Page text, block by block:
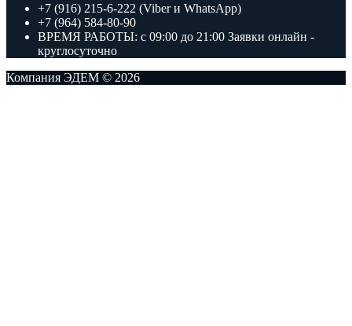
+7 (916) 215-6-222 (Viber и WhatsApp)
+7 (964) 584-80-90
ВРЕМЯ РАБОТЫ: с 09:00 до 21:00 Заявки онлайн -
круглосуточно
Компания ЭДЕМ © 2026